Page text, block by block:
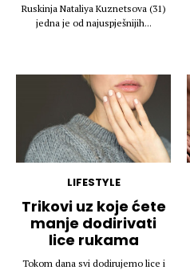
Ruskinja Nataliya Kuznetsova (31)
jedna je od najuspješnijih...
LIFESTYLE
Trikovi uz koje ćete
manje dodirivati
lice rukama
Tokom dana svi dodirujemo lice i